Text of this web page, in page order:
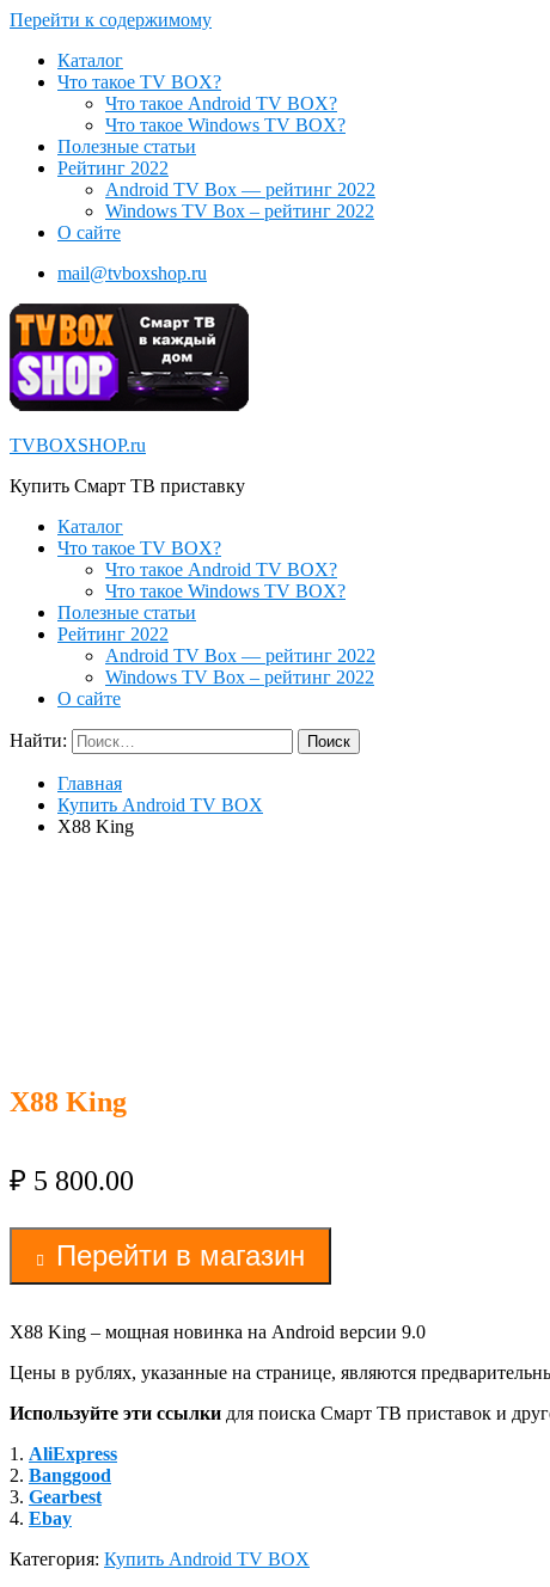
Перейти к содержимому
Каталог
Что такое TV BOX?
Что такое Android TV BOX?
Что такое Windows TV BOX?
Полезные статьи
Рейтинг 2022
Android TV Box — рейтинг 2022
Windows TV Box – рейтинг 2022
О сайте
mail@tvboxshop.ru
TVBOXSHOP.ru
Купить Смарт ТВ приставку
Каталог
Что такое TV BOX?
Что такое Android TV BOX?
Что такое Windows TV BOX?
Полезные статьи
Рейтинг 2022
Android TV Box — рейтинг 2022
Windows TV Box – рейтинг 2022
О сайте
Найти:
Главная
Купить Android TV BOX
X88 King
X88 King
₽ 5 800.00
Перейти в магазин
X88 King – мощная новинка на Android версии 9.0
Цены в рублях, указанные на странице, являются
Используйте эти ссылки для поиска Смарт ТВ приставок и
1. AliExpress
2. Banggood
3. Gearbest
4. Ebay
Категория: Купить Android TV BOX